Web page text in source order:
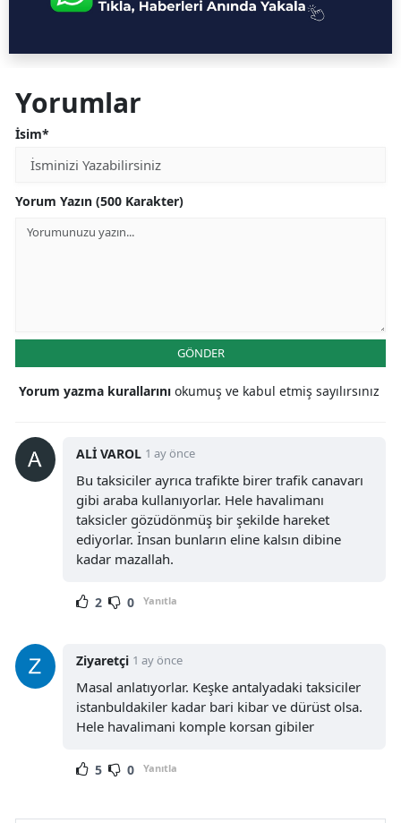
Yorumlar
İsim*
Yorum Yazın (500 Karakter)
GÖNDER
Yorum yazma kurallarını okumuş ve kabul etmiş sayılırsınız
ALİ VAROL 1 ay önce
Bu taksiciler ayrıca trafikte birer trafik canavarı
gibi araba kullanıyorlar. Hele havalimanı
taksicler gözüdönmüş bir şekilde hareket
ediyorlar. İnsan bunların eline kalsın dibine
kadar mazallah.
2 0 Yanıtla
Ziyaretçi 1 ay önce
Masal anlatıyorlar. Keşke antalyadaki taksiciler
istanbuldakiler kadar bari kibar ve dürüst olsa.
Hele havalimani komple korsan gibiler
5 0 Yanıtla